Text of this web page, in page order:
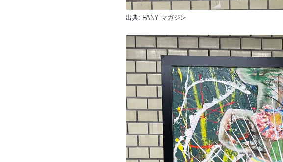
出典: FANY マガジン